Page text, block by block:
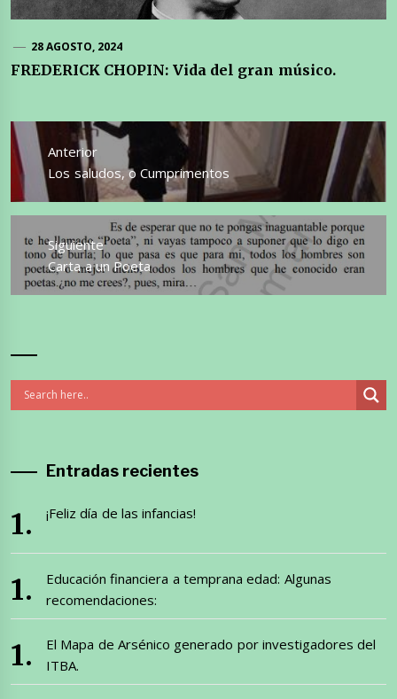
28 AGOSTO, 2024
FREDERICK CHOPIN: Vida del gran músico.
Navegación
de
entradas
Anterior
Entrada
anterior:
Los saludos, o Cumprimentos
Siguiente
Entrada
siguiente:
Carta a un Poeta
Entradas recientes
¡Feliz día de las infancias!
Educación financiera a temprana edad: Algunas
recomendaciones:
El Mapa de Arsénico generado por investigadores del
ITBA.